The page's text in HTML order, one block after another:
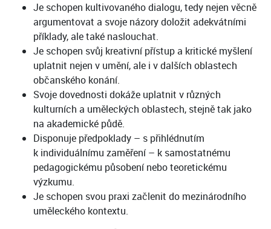
Je schopen kultivovaného dialogu, tedy nejen věcně
argumentovat a svoje názory doložit adekvátními
příklady, ale také naslouchat.
Je schopen svůj kreativní přístup a kritické myšlení
uplatnit nejen v umění, ale i v dalších oblastech
občanského konání.
Svoje dovednosti dokáže uplatnit v různých
kulturních a uměleckých oblastech, stejně tak jako
na akademické půdě.
Disponuje předpoklady – s přihlédnutím
k individuálnímu zaměření – k samostatnému
pedagogickému působení nebo teoretickému
výzkumu.
Je schopen svou praxi začlenit do mezinárodního
uměleckého kontextu.